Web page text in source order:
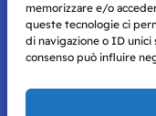
memorizzare e/o
queste tecnologie ci
di navigazione o ID
consenso può influire
Napoli con
Tutte le immagini e i